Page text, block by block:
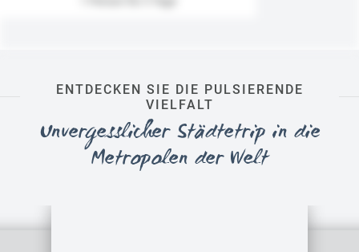
ENTDECKEN SIE DIE PULSIERENDE
VIELFALT
Unvergesslicher Städtetrip in die
Metropolen der Welt